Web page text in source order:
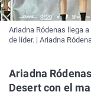
Ariadna Ródenas llega
de líder. | Ariadna
Ariadna
Desert con el